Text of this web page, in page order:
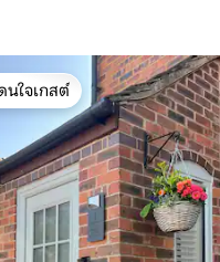
จเกสต์ที่สุด
นใจเกสต์